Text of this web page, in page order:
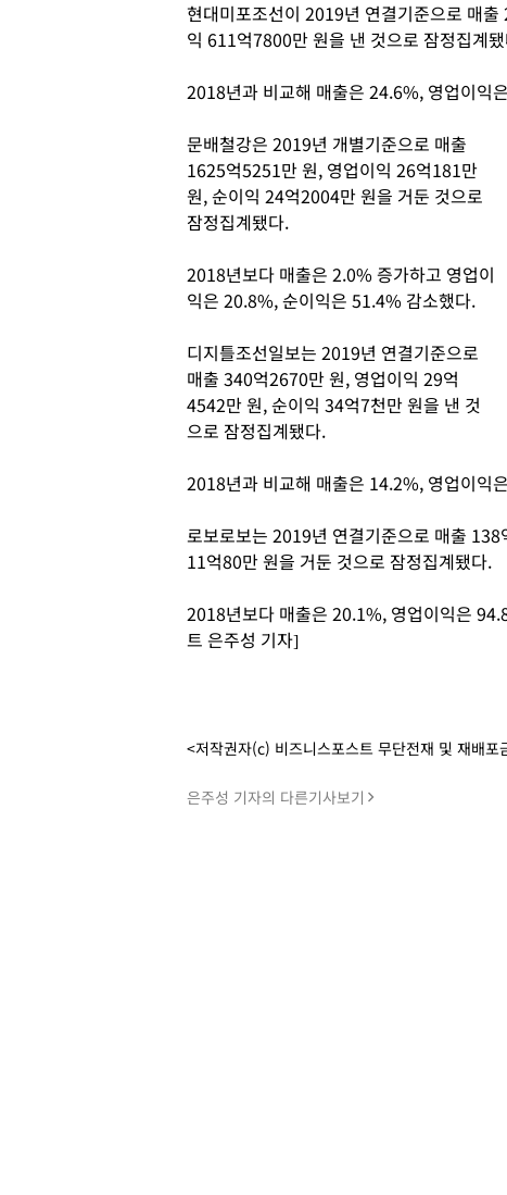
현대미포조선이 2019년 연결기준으로 매
익 611억7800만 원을 낸 것으로 잠정집계
2018년과 비교해 매출은 24.6%, 영업이익
문배철강은 2019년 개별기준으로 매출
1625억5251만 원, 영업이익 26억181만
원, 순이익 24억2004만 원을 거둔 것으로
잠정집계됐다.
2018년보다 매출은 2.0% 증가하고 영업이
익은 20.8%, 순이익은 51.4% 감소했다.
디지틀조선일보는 2019년 연결기준으로
매출 340억2670만 원, 영업이익 29억
4542만 원, 순이익 34억7천만 원을 낸 것
으로 잠정집계됐다.
2018년과 비교해 매출은 14.2%, 영업이익
로보로보는 2019년 연결기준으로 매출
11억80만 원을 거둔 것으로 잠정집계됐다.
2018년보다 매출은 20.1%, 영업이익은
트 은주성 기자]
<저작권자(c) 비즈니스포스트 무단전재 및 재배포
은주성 기자의 다른기사보기